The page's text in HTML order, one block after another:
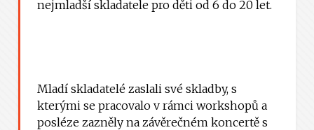
nejmladší skladatele pro děti od 6 do 20 let.
Mladí skladatelé zaslali své skladby, s
kterými se pracovalo v rámci workshopů a
posléze zazněly na závěrečném koncertě s